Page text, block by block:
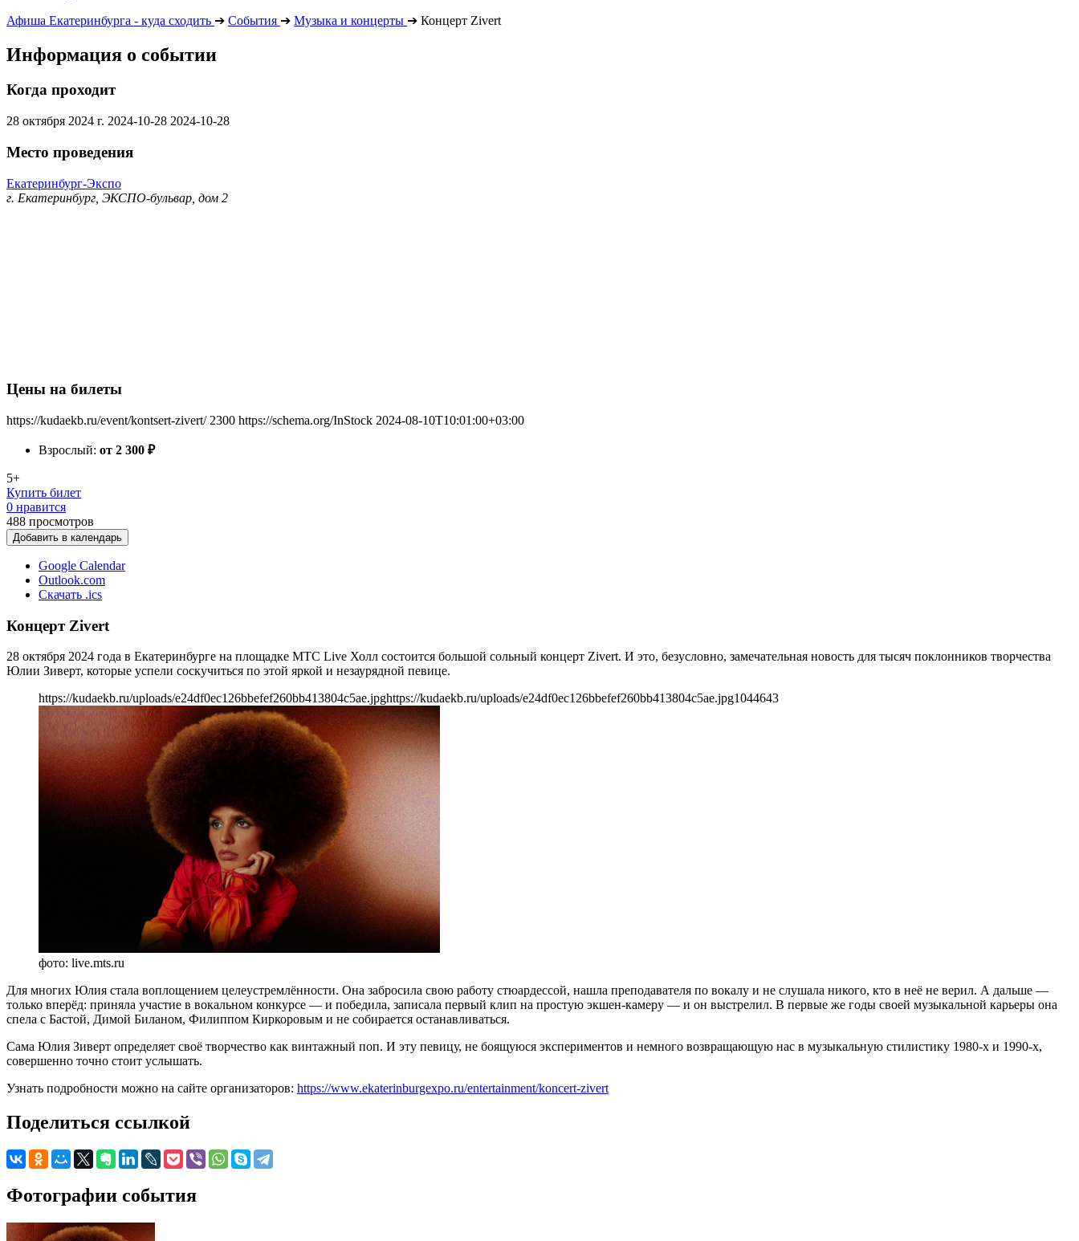
Афиша Екатеринбурга - куда сходить ➔ События ➔ Музыка и концерты ➔ Концерт Zivert
Информация о событии
Когда проходит
28 октября 2024 г. 2024-10-28 2024-10-28
Место проведения
Екатеринбург-Экспо
г. Екатеринбург, ЭКСПО-бульвар, дом 2
Цены на билеты
https://kudaekb.ru/event/kontsert-zivert/ 2300 https://schema.org/InStock 2024-08-10T10:01:00+03:00
Взрослый: от 2 300 ₽
5+
Купить билет
0 нравится
488 просмотров
Добавить в календарь
Google Calendar
Outlook.com
Скачать .ics
Концерт Zivert
28 октября 2024 года в Екатеринбурге на площадке MTC Live Холл состоится большой сольный концерт Zivert. И это, безусловно, замечательная новость для тысяч поклонников творчества
Юлии Зиверт, которые успели соскучиться по этой яркой и незаурядной певице.
https://kudaekb.ru/uploads/e24df0ec126bbefef260bb413804c5ae.jpghttps://kudaekb.ru/uploads/e24df0ec126bbefef260bb413804c5ae.jpg1044643
фото: live.mts.ru
Для многих Юлия стала воплощением целеустремлённости. Она забросила свою работу стюардессой, нашла преподавателя по вокалу и не слушала никого, кто в неё не верил. А дальше —
только вперёд: приняла участие в вокальном конкурсе — и победила, записала первый клип на простую экшен-камеру — и он выстрелил. В первые же годы своей музыкальной карьеры она
спела с Бастой, Димой Биланом, Филиппом Киркоровым и не собирается останавливаться.
Сама Юлия Зиверт определяет своё творчество как винтажный поп. И эту певицу, не боящуюся экспериментов и немного возвращающую нас в музыкальную стилистику 1980-х и 1990-х,
совершенно точно стоит услышать.
Узнать подробности можно на сайте организаторов: https://www.ekaterinburgexpo.ru/entertainment/koncert-zivert
Поделиться ссылкой
Фотографии события